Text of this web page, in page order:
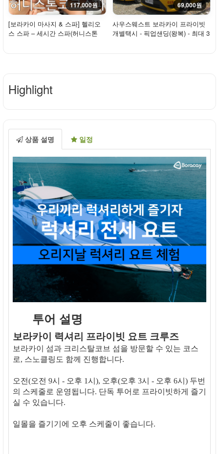
117,000원
[보라카이 마사지 & 스파] 헬리오
스 스파 – 세시간 스파(허니스톤
69,000원
사우스웨스트 보라카이 프라이빗
개별택시 - 픽업샌딩(왕복) - 최대 3
Highlight
상품 설명 일정
투어 설명
보라카이 력셔리 프라이빗 요트 크루즈
보라카이 섬과 크리스탈코브 섬을 방문할 수 있는 코스
로, 스노클링도 함께 진행합니다.
오전(오전 9시 - 오후 1시), 오후(오후 3시 - 오후 6시) 두번
의 스케줄로 운영됩니다. 단독 투어로 프라이빗하게 즐기
실 수 있습니다.
일몰을 즐기기에 오후 스케줄이 좋습니다.